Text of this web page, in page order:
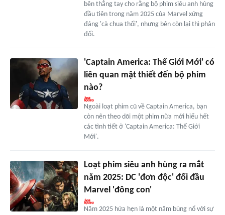
bên thẳng tay cho rằng bộ phim siêu anh hùng
đầu tiên trong năm 2025 của Marvel xứng
đáng 'cà chua thối', nhưng bên còn lại thì phản
đối.
'Captain America: Thế Giới Mới' có
liên quan mật thiết đến bộ phim
nào?
Ngoài loạt phim cũ về Captain America, bạn
còn nên theo dõi một phim nữa mới hiểu hết
các tình tiết ở 'Captain America: Thế Giới
Mới'.
Loạt phim siêu anh hùng ra mắt
năm 2025: DC 'đơn độc' đối đầu
Marvel 'đông con'
Năm 2025 hứa hẹn là một năm bùng nổ với sự